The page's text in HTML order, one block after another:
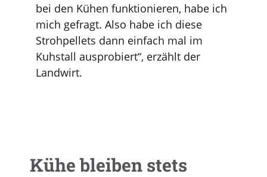
bei den Kühen funktionieren, habe ich
mich gefragt. Also habe ich diese
Strohpellets dann einfach mal im
Kuhstall ausprobiert“, erzählt der
Landwirt.
Kühe bleiben stets